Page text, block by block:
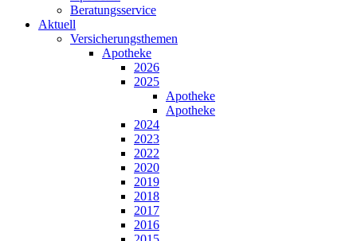
Beratungsservice
Aktuell
Versicherungsthemen
Apotheke
2026
2025
Apotheke
Apotheke
2024
2023
2022
2020
2019
2018
2017
2016